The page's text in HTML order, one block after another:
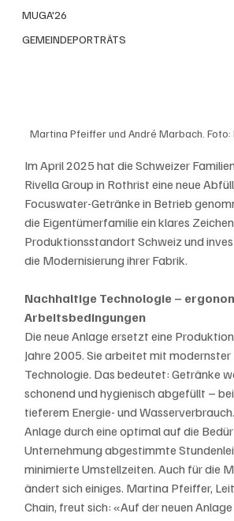
MUGA'26
GEMEINDEPORTRÄTS
Martina Pfeiffer und André Marbach. Foto:
Im April 2025 hat die Schweizer
Rivella Group in Rothrist eine neue
Focuswater-Getränke in Betrieb
die Eigentümerfamilie ein klares
Produktionsstandort Schweiz und
die Modernisierung ihrer Fabrik.
Nachhaltige Technologie –
Arbeitsbedingungen
Die neue Anlage ersetzt eine
Jahre 2005. Sie arbeitet mit
Technologie. Das bedeutet: Getränke
schonend und hygienisch abgefüllt –
tieferem Energie- und
Anlage durch eine optimal auf die
Unternehmung abgestimmte
minimierte Umstellzeiten. Auch für die
ändert sich einiges. Martina Pfeiffer,
Chain, freut sich: «Auf der neuen